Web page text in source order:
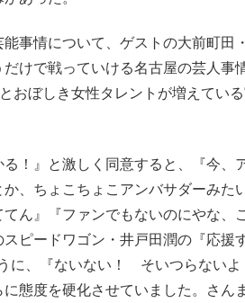
事情について、ゲストの大前町田
けで戦っていける名古屋の芸人事
おぼしき女性タレントが増えてい
る！』と激しく同意すると、『今、
、ちょこちょこアンバサダーみた
ん』『ファンでもないのにやな、
ピードワゴン・井戸田潤の『応援
に、『ないない！ そいつらない
態度を硬化させていました。さん